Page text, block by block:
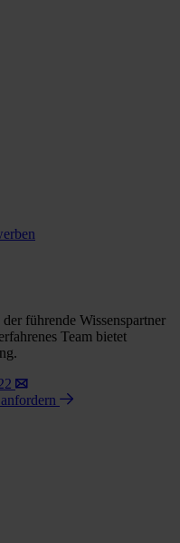
führende Wissenspartner
Team bietet